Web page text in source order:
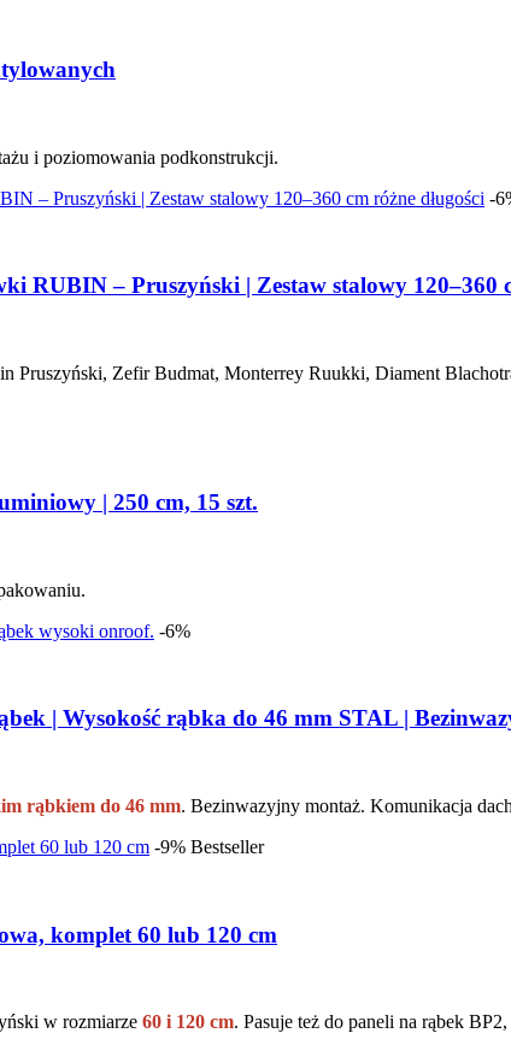
i poziomowania podkonstrukcji.
-
RUBIN – Pruszyński | Zestaw stalowy 120–360
Zefir Budmat, Monterrey Ruukki, Diament
| 250 cm, 15 szt.
-6%
| Wysokość rąbka do 46 mm STAL |
rąbkiem do 46 mm. Bezinwazyjny montaż. Komunikacja
-9% Bestseller
komplet 60 lub 120 cm
w rozmiarze 60 i 120 cm. Pasuje też do paneli na rąbek